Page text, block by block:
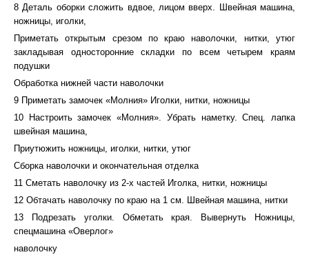
8 Деталь оборки сложить вдвое, лицом вверх. Швейная машина,
ножницы, иголки,
Приметать открытым срезом по краю наволочки, нитки, утюг
закладывая односторонние складки по всем четырем краям
подушки
Обработка нижней части наволочки
9 Приметать замочек «Молния» Иголки, нитки, ножницы
10 Настроить замочек «Молния». Убрать наметку. Спец. лапка
швейная машина,
Приутюжить ножницы, иголки, нитки, утюг
Сборка наволочки и окончательная отделка
11 Сметать наволочку из 2-х частей Иголка, нитки, ножницы
12 Обтачать наволочку по краю на 1 см. Швейная машина, нитки
13 Подрезать уголки. Обметать края. Вывернуть Ножницы,
спецмашина «Оверлог»
наволочку